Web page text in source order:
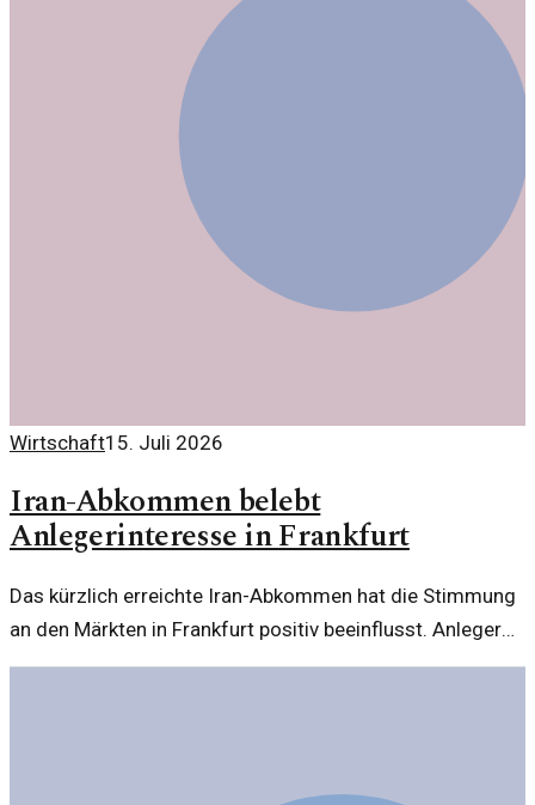
Wirtschaft15. Juli 2026
Iran-Abkommen belebt
Anlegerinteresse in Frankfurt
Das kürzlich erreichte Iran-Abkommen hat die Stimmung
an den Märkten in Frankfurt positiv beeinflusst. Anleger
zeigen sich optimistisch und greifen zu.